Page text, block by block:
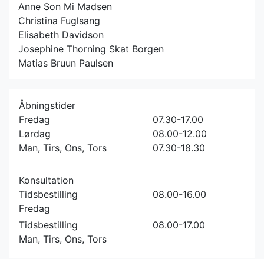
Anne Son Mi Madsen
Christina Fuglsang
Elisabeth Davidson
Josephine Thorning Skat Borgen
Matias Bruun Paulsen
Åbningstider
Fredag
07.30-17.00
Lørdag
08.00-12.00
Man, Tirs, Ons, Tors
07.30-18.30
Konsultation
Tidsbestilling
08.00-16.00
Fredag
Tidsbestilling
08.00-17.00
Man, Tirs, Ons, Tors